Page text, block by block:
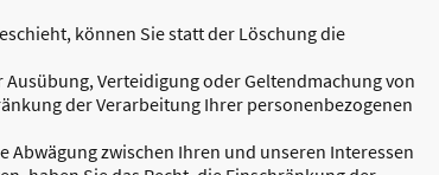
können Sie statt der Löschung die
Verteidigung oder Geltendmachung von
der Verarbeitung Ihrer personenbezogenen
Abwägung zwischen Ihren und unseren Interessen